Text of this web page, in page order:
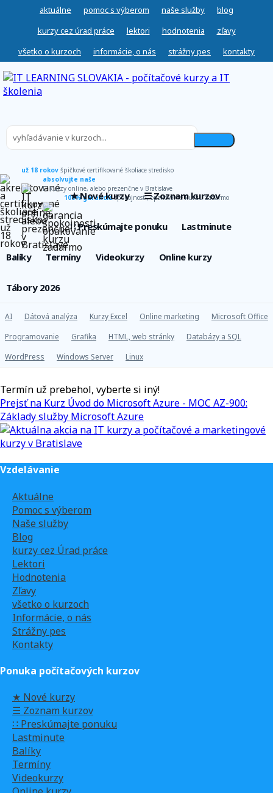
aktuálne pomoc s výberom naše služby
blog
kurzy cez úrad práce
lektori hodnotenia
zľavy
všetko o kurzoch
informácie, o nás strážny pes kontakty
už 18 rokov špičkové certifikované školiace stredisko
absolvujte naše
IT kurzy online, alebo prezenčne v Bratislave
100% garanciaspokojnosti, opakovanie kurzu zadarmo
★ Nové kurzy ☰ Zoznam kurzov
∷ Preskúmajte ponuku Lastminute
Balíky Termíny Videokurzy Online kurzy
Tábory 2026
AI Dátová analýza Kurzy Excel Online marketing
Microsoft Office
Programovanie
Grafika HTML, web stránky
Databázy a SQL
WordPress
Windows Server Linux
Termín už prebehol, vyberte si iný!
Prejsť na Kurz Úvod do Microsoft Azure - MOC AZ-900:
Základy služby Microsoft Azure
Vzdelávanie
Aktuálne
Pomoc s výberom
Naše služby
Blog
kurzy cez Úrad práce
Lektori
Hodnotenia
Zľavy
všetko o kurzoch
Informácie, o nás
Strážny pes
Kontakty
Ponuka počítačových kurzov
★ Nové kurzy
☰ Zoznam kurzov
∷ Preskúmajte ponuku
Lastminute
Balíky
Termíny
Videokurzy